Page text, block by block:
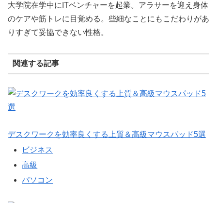
大学院在学中にITベンチャーを起業。アラサーを迎え身体
のケアや筋トレに目覚める。些細なことにもこだわりがあ
りすぎて妥協できない性格。
関連する記事
デスクワークを効率良くする上質＆高級マウスパッド5選
ビジネス
高級
パソコン